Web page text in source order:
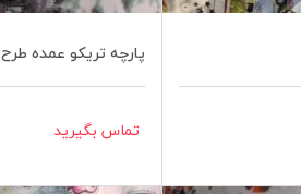
پارچه تریکو عمده طرح 9
تماس بگیرید